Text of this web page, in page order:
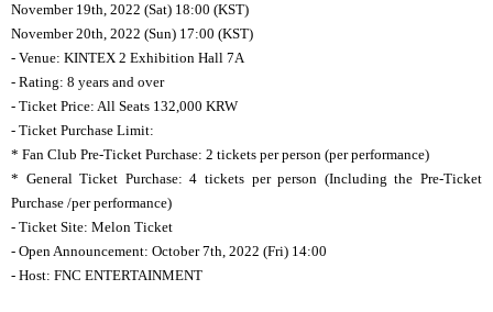
November 19th, 2022 (Sat) 18:00 (KST)
November 20th, 2022 (Sun) 17:00 (KST)
- Venue: KINTEX 2 Exhibition Hall 7A
- Rating: 8 years and over
- Ticket Price: All Seats 132,000 KRW
- Ticket Purchase Limit:
* Fan Club Pre-Ticket Purchase: 2 tickets per person (per performance)
* General Ticket Purchase: 4 tickets per person (Including the Pre-Ticket
Purchase /per performance)
- Ticket Site: Melon Ticket
- Open Announcement: October 7th, 2022 (Fri) 14:00
- Host: FNC ENTERTAINMENT